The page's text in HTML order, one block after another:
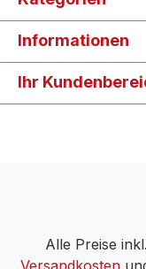
Informationen
Ihr
Alle Preise